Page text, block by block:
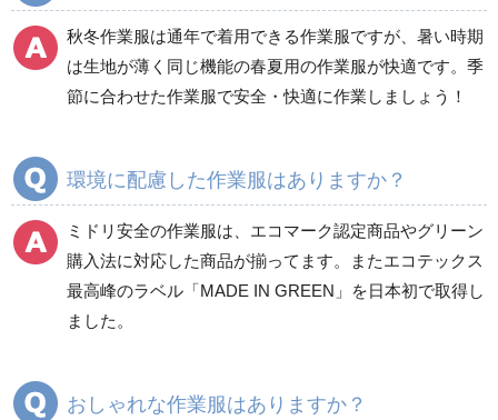
食品産業用長袖
食品産業用半袖
ワークパンツ
春夏ワークパンツ作業
ズボン
秋冬ワークパンツ作業
ズボン
カーゴパンツ
春夏カーゴパンツ作業
ズボン
ズボン
秋冬作業服は通年で着用できる作業服ですが、暑い時期
は生地が薄く同じ機能の春夏用の作業服が快適です。季
節に合わせた作業服で安全・快適に作業しましょう！
環境に配慮した作業服はありますか？
ミドリ安全の作業服は、エコマーク認定商品やグリーン
購入法に対応した商品が揃ってます。またエコテックス
最高峰のラベル「MADE IN GREEN」を日本初で取得し
ました。
おしゃれな作業服はありますか？